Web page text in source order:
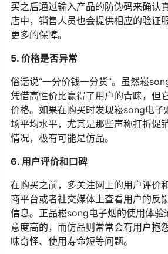
买之后通过输入产品的防伪码来确认
店中，销售人员也会提供相应的验证
更多的保障。
5. 价格是否异常
俗话说“一分价钱一分货”。虽然崧
凭借高性价比赢得了用户的青睐，但
价格。如果在购买时发现崧song电子
场平均水平，尤其是那些声称打折促
情况，极有可能是仿品。
6. 用户评价和口碑
在购买之前，多关注网上的用户评价
商平台或者社交媒体上查看用户的反
信息。正品崧song电子烟的使用体验
意度高的，而仿品则常常会有用户抱
味奇怪、使用寿命短等问题。